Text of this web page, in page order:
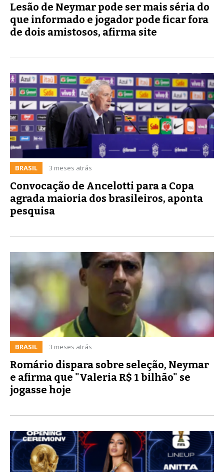
Lesão de Neymar pode ser mais séria do
que informado e jogador pode ficar fora
de dois amistosos, afirma site
BRASIL 3 meses atrás
Convocação de Ancelotti para a Copa
agrada maioria dos brasileiros, aponta
pesquisa
BRASIL 3 meses atrás
Romário dispara sobre seleção, Neymar
e afirma que "Valeria R$ 1 bilhão" se
jogasse hoje